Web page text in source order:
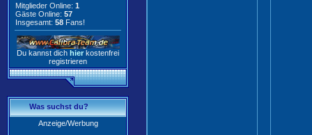
Mitglieder Online: 1
Gäste Online: 57
Insgesamt: 58 Fans!
Du kannst dich hier kostenfrei
registrieren
Was suchst du?
Anzeige/Werbung